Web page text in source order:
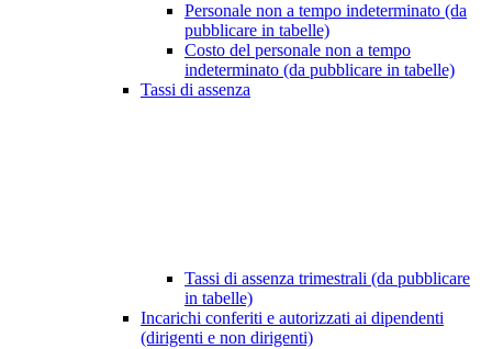
Personale non a tempo indeterminato (da
pubblicare in tabelle)
Costo del personale non a tempo
indeterminato (da pubblicare in tabelle)
Tassi di assenza
Tassi di assenza trimestrali (da pubblicare
in tabelle)
Incarichi conferiti e autorizzati ai dipendenti
(dirigenti e non dirigenti)